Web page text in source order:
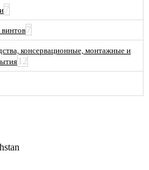
7
7
консервационные, монтажные и
12